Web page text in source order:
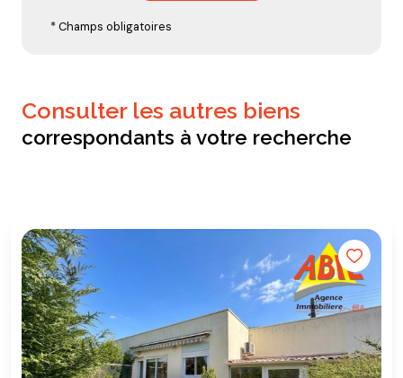
* Champs obligatoires
consulter les autres biens
correspondants à votre recherche